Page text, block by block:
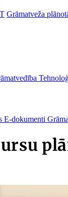
Grāmatveža
E-dokumenti